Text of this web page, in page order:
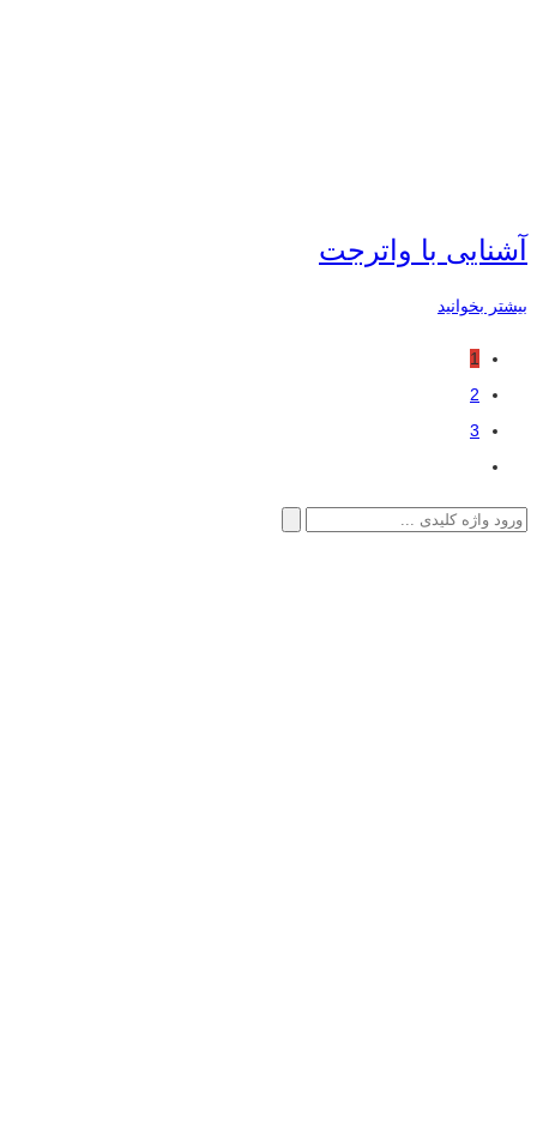
آشنایی با واترجت
بیشتر بخوانید
1
2
3
جستجو